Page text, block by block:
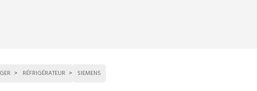
RÉFRIGÉRATEUR SIEMENS